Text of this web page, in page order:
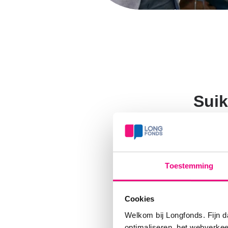
Toestemming
Cookies
Welkom bij Longfonds. Fijn
daar